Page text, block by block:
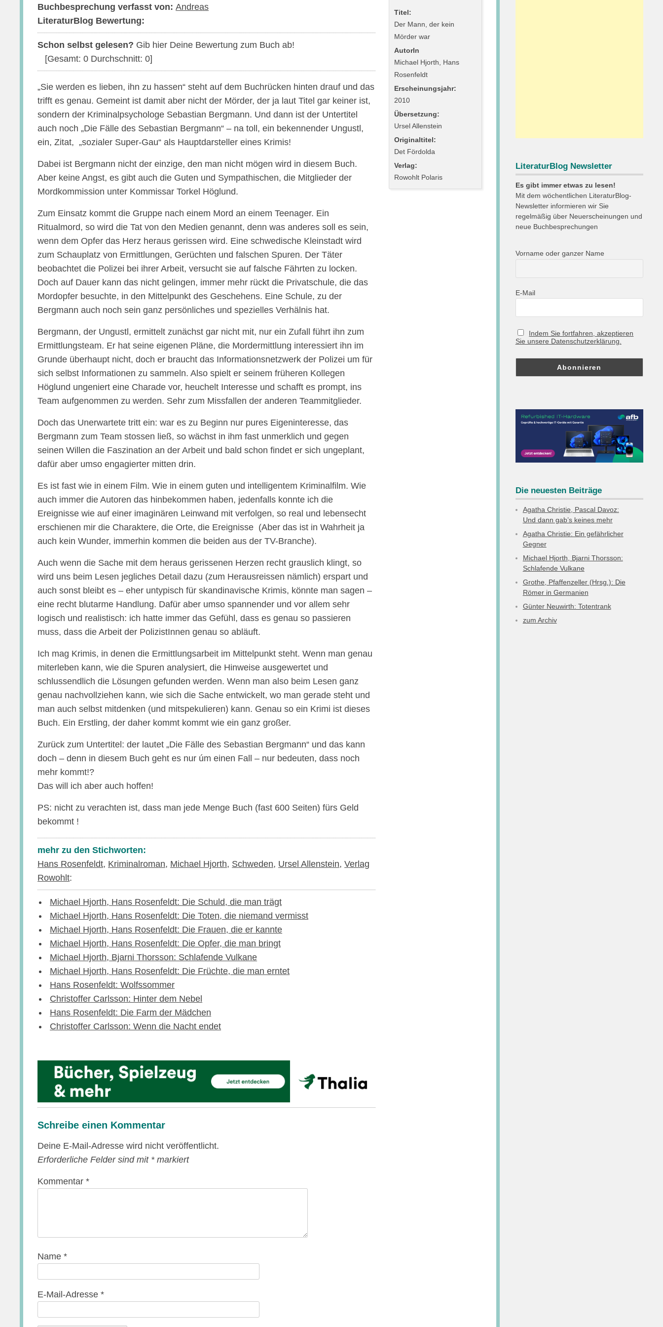
Buchbesprechung verfasst von:Andreas
LiteraturBlog Bewertung:
Schon selbst gelesen? Gib hier Deine Bewertung zum Buch ab!
[Gesamt:0 Durchschnitt:0]
„Sie werden es lieben, ihn zu hassen“ steht auf dem Buchrücken hinten drauf und das
trifft es genau. Gemeint ist damit aber nicht der Mörder, der ja laut Titel gar keiner ist,
sondern der Kriminalpsychologe Sebastian Bergmann. Und dann ist der Untertitel
auch noch „Die Fälle des Sebastian Bergmann“ – na toll, ein bekennender Ungustl,
ein, Zitat, „sozialer Super-Gau“ als Hauptdarsteller eines Krimis!
Dabei ist Bergmann nicht der einzige, den man nicht mögen wird in diesem Buch.
Aber keine Angst, es gibt auch die Guten und Sympathischen, die Mitglieder der
Mordkommission unter Kommissar Torkel Höglund.
Zum Einsatz kommt die Gruppe nach einem Mord an einem Teenager. Ein
Ritualmord, so wird die Tat von den Medien genannt, denn was anderes soll es sein,
wenn dem Opfer das Herz heraus gerissen wird. Eine schwedische Kleinstadt wird
zum Schauplatz von Ermittlungen, Gerüchten und falschen Spuren. Der Täter
beobachtet die Polizei bei ihrer Arbeit, versucht sie auf falsche Fährten zu locken.
Doch auf Dauer kann das nicht gelingen, immer mehr rückt die Privatschule, die das
Mordopfer besuchte, in den Mittelpunkt des Geschehens. Eine Schule, zu der
Bergmann auch noch sein ganz persönliches und spezielles Verhälnis hat.
Bergmann, der Ungustl, ermittelt zunächst gar nicht mit, nur ein Zufall führt ihn zum
Ermittlungsteam. Er hat seine eigenen Pläne, die Mordermittlung interessiert ihn im
Grunde überhaupt nicht, doch er braucht das Informationsnetzwerk der Polizei um für
sich selbst Informationen zu sammeln. Also spielt er seinem früheren Kollegen
Höglund ungeniert eine Charade vor, heuchelt Interesse und schafft es prompt, ins
Team aufgenommen zu werden. Sehr zum Missfallen der anderen Teammitglieder.
Doch das Unerwartete tritt ein: war es zu Beginn nur pures Eigeninteresse, das
Bergmann zum Team stossen ließ, so wächst in ihm fast unmerklich und gegen
seinen Willen die Faszination an der Arbeit und bald schon findet er sich ungeplant,
dafür aber umso engagierter mitten drin.
Es ist fast wie in einem Film. Wie in einem guten und intelligentem Kriminalfilm. Wie
auch immer die Autoren das hinbekommen haben, jedenfalls konnte ich die
Ereignisse wie auf einer imaginären Leinwand mit verfolgen, so real und lebensecht
erschienen mir die Charaktere, die Orte, die Ereignisse (Aber das ist in Wahrheit ja
auch kein Wunder, immerhin kommen die beiden aus der TV-Branche).
Auch wenn die Sache mit dem heraus gerissenen Herzen recht grauslich klingt, so
wird uns beim Lesen jegliches Detail dazu (zum Herausreissen nämlich) erspart und
auch sonst bleibt es – eher untypisch für skandinavische Krimis, könnte man sagen –
eine recht blutarme Handlung. Dafür aber umso spannender und vor allem sehr
logisch und realistisch: ich hatte immer das Gefühl, dass es genau so passieren
muss, dass die Arbeit der PolizistInnen genau so abläuft.
Ich mag Krimis, in denen die Ermittlungsarbeit im Mittelpunkt steht. Wenn man genau
miterleben kann, wie die Spuren analysiert, die Hinweise ausgewertet und
schlussendlich die Lösungen gefunden werden. Wenn man also beim Lesen ganz
genau nachvollziehen kann, wie sich die Sache entwickelt, wo man gerade steht und
man auch selbst mitdenken (und mitspekulieren) kann. Genau so ein Krimi ist dieses
Buch. Ein Erstling, der daher kommt kommt wie ein ganz großer.
Zurück zum Untertitel: der lautet „Die Fälle des Sebastian Bergmann“ und das kann
doch – denn in diesem Buch geht es nur úm einen Fall – nur bedeuten, dass noch
mehr kommt!?
Das will ich aber auch hoffen!
PS: nicht zu verachten ist, dass man jede Menge Buch (fast 600 Seiten) fürs Geld
bekommt !
mehr zu den Stichworten:
Hans Rosenfeldt, Kriminalroman, Michael Hjorth, Schweden, Ursel Allenstein,Verlag
Rowohlt:
Michael Hjorth, Hans Rosenfeldt: Die Schuld, die man trägt
Michael Hjorth, Hans Rosenfeldt: Die Toten, die niemand vermisst
Michael Hjorth, Hans Rosenfeldt: Die Frauen, die er kannte
Michael Hjorth, Hans Rosenfeldt: Die Opfer, die man bringt
Michael Hjorth, Bjarni Thorsson: Schlafende Vulkane
Michael Hjorth, Hans Rosenfeldt: Die Früchte, die man erntet
Hans Rosenfeldt: Wolfssommer
Christoffer Carlsson: Hinter dem Nebel
Hans Rosenfeldt: Die Farm der Mädchen
Christoffer Carlsson: Wenn die Nacht endet
Schreibe einen Kommentar
Deine E-Mail-Adresse wird nicht veröffentlicht.
Erforderliche Felder sind mit *markiert
Kommentar*
Name*
E-Mail-Adresse*
Titel:
Der Mann, der kein
Mörder war
AutorIn
Michael Hjorth, Hans
Rosenfeldt
Erscheinungsjahr:
2010
Übersetzung:
Ursel Allenstein
Originaltitel:
Det Fördolda
Verlag:
Rowohlt Polaris
LiteraturBlog Newsletter
Es gibt immer etwas zu lesen!
Mit dem wöchentlichen LiteraturBlog-
Newsletter informieren wir Sie
regelmäßig über Neuerscheinungen und
neue Buchbesprechungen
Vorname oder ganzer Name
E-Mail
Indem Sie fortfahren, akzeptieren
Sie unsere Datenschutzerklärung.
Die neuesten Beiträge
Agatha Christie, Pascal Davoz:
Und dann gab’s keines mehr
Agatha Christie: Ein gefährlicher
Gegner
Michael Hjorth, Bjarni Thorsson:
Schlafende Vulkane
Grothe, Pfaffenzeller (Hrsg.): Die
Römer in Germanien
Günter Neuwirth: Totentrank
zum Archiv